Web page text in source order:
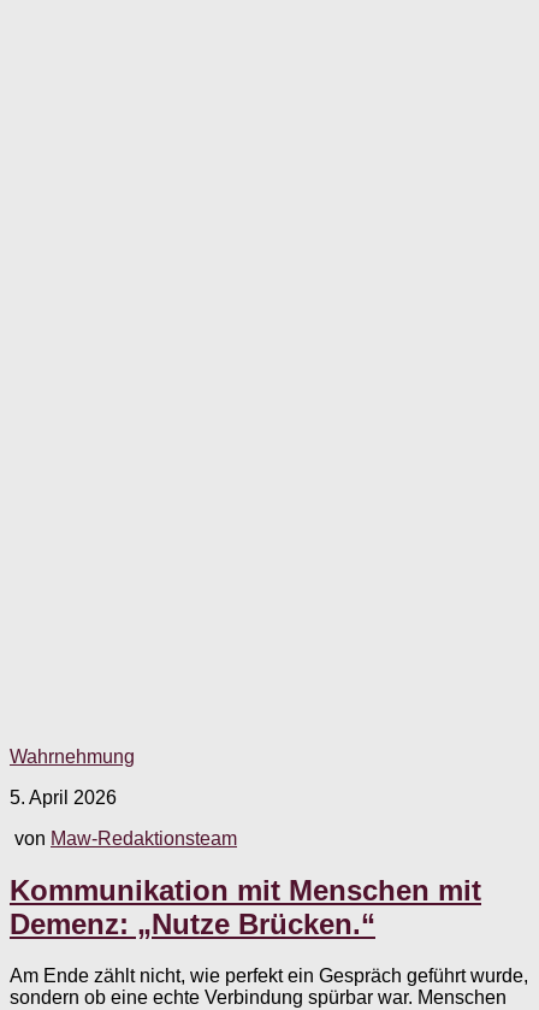
Wahrnehmung
5. April 2026
von Maw-Redaktionsteam
Kommunikation mit Menschen mit
Demenz: „Nutze Brücken.“
Am Ende zählt nicht, wie perfekt ein Gespräch geführt wurde,
sondern ob eine echte Verbindung spürbar war. Menschen